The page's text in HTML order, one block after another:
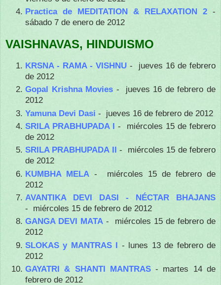
Practica de MEDITATION & RELAXATION 2 -
sábado 7 de enero de 2012
VAISHNAVAS, HINDUISMO
KRSNA - RAMA - VISHNU - jueves 16 de febrero
de 2012
Gopal Krishna Movies - jueves 16 de febrero de
2012
Yamuna Devi Dasi - jueves 16 de febrero de 2012
SRILA PRABHUPADA I - miércoles 15 de febrero
de 2012
SRILA PRABHUPADA II - miércoles 15 de febrero
de 2012
KUMBHA MELA - miércoles 15 de febrero de
2012
AVANTIKA DEVI DASI - NÉCTAR BHAJANS
- miércoles 15 de febrero de 2012
GANGA DEVI MATA - miércoles 15 de febrero de
2012
SLOKAS y MANTRAS I - lunes 13 de febrero de
2012
GAYATRI & SHANTI MANTRAS- martes 14 de
febrero de 2012